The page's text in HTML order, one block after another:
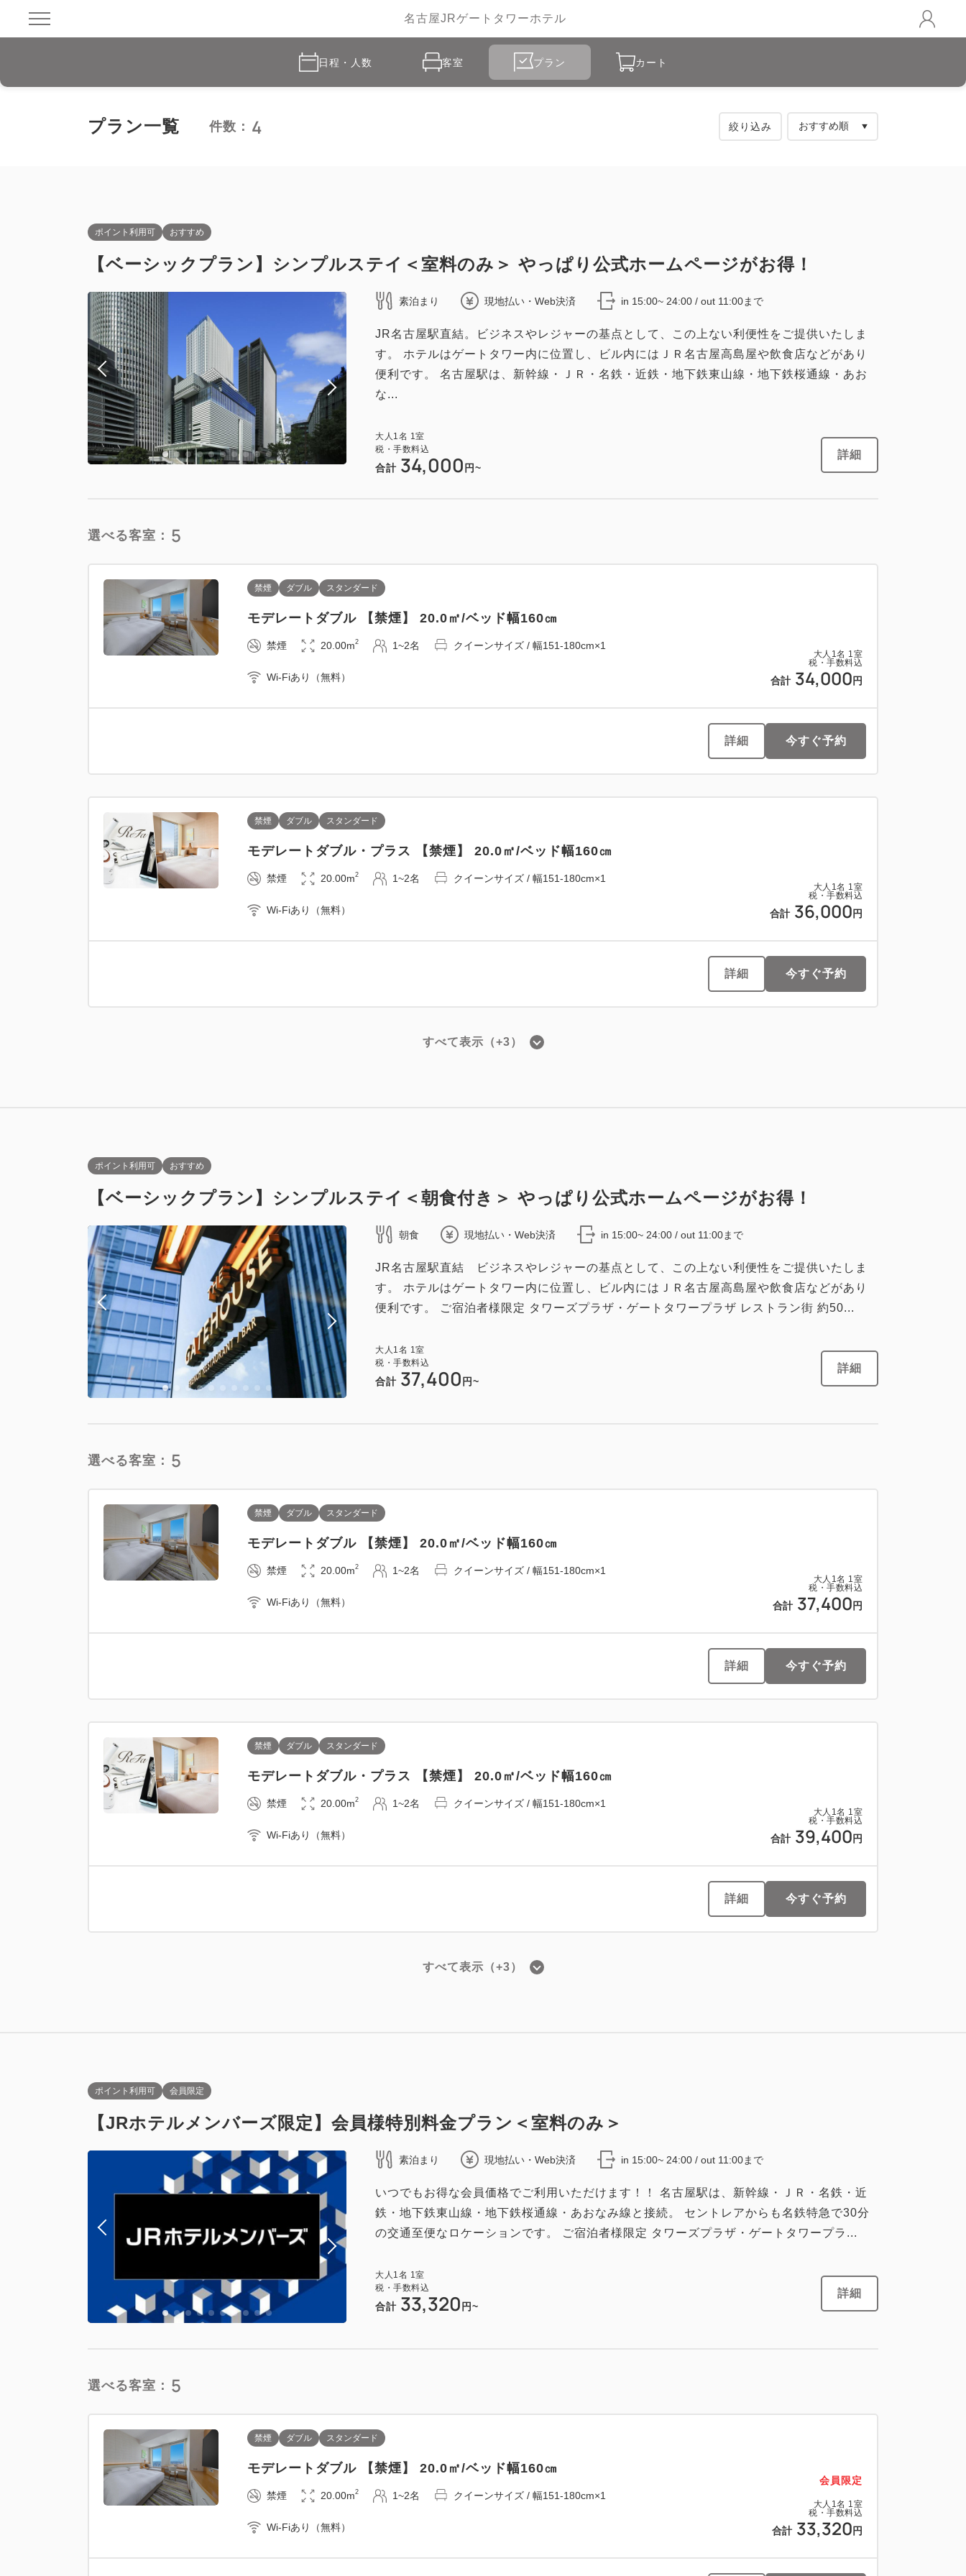
名古屋JRゲートタワーホテル
日程・人数 客室 プラン カート
プラン一覧 件数： 4 絞り込み
ポイント利用可 おすすめ
【ベーシックプラン】シンプルステイ＜室料のみ＞ やっぱり公式ホームページがお得！
素泊まり 現地払い・Web決済 in 15:00~ 24:00 / out 11:00まで
JR名古屋駅直結。ビジネスやレジャーの基点として、この上ない利便性をご提供いたしま
す。 ホテルはゲートタワー内に位置し、ビル内にはＪＲ名古屋高島屋や飲食店などがあり
便利です。 名古屋駅は、新幹線・ＪＲ・名鉄・近鉄・地下鉄東山線・地下鉄桜通線・あお
な...
大人 1名 1室
税・手数料込
合計 34,000 円~
詳細
選べる客室： 5
大人 1名 1室
税・手数料込
合計 34,000 円
禁煙 ダブル スタンダード
モデレートダブル 【禁煙】 20.0㎡/ベッド幅160㎝
禁煙 20.00m2 1~2名 クイーンサイズ / 幅151-180cm×1
Wi-Fiあり（無料）
詳細 今すぐ予約
大人 1名 1室
税・手数料込
合計 36,000 円
禁煙 ダブル スタンダード
モデレートダブル・プラス 【禁煙】 20.0㎡/ベッド幅160㎝
禁煙 20.00m2 1~2名 クイーンサイズ / 幅151-180cm×1
Wi-Fiあり（無料）
詳細 今すぐ予約
詳細 今すぐ予約
大人1名1室
税・手数料込
45,000
ツイン スタンダード
スーペリアツイン 【禁煙】 28.0㎡/ベッド幅120㎝
禁煙 28.00m 1~2名
Wi-Fiあり（無料）
大人1名1室
税・手数料込
合計 47,000円
禁煙 ツイン スタンダード
スーペリアツイン・プラス 【禁煙】 28.0㎡/ベッド幅120㎝
禁煙 28.00m 1~2名 シングルサイズ / 幅90-130cm×2
Wi-Fiあり（無料）
詳細 今すぐ予約
すべて表示（+3）
ポイント利用可 おすすめ
【ベーシックプラン】シンプルステイ＜朝食付き＞ やっぱり公式ホームページがお得！
朝食 現地払い・Web決済 in 15:00~ 24:00 / out 11:00まで
JR名古屋駅直結 ビジネスやレジャーの基点として、この上ない利便性をご提供いたしま
す。 ホテルはゲートタワー内に位置し、ビル内にはＪＲ名古屋高島屋や飲食店などがあり
便利です。 ご宿泊者様限定 タワーズプラザ・ゲートタワープラザ レストラン街 約50...
大人 1名 1室
税・手数料込
合計 37,400 円~
詳細
選べる客室： 5
大人 1名 1室
税・手数料込
合計 37,400 円
禁煙 ダブル スタンダード
モデレートダブル 【禁煙】 20.0㎡/ベッド幅160㎝
禁煙 20.00m2 1~2名 クイーンサイズ / 幅151-180cm×1
Wi-Fiあり（無料）
詳細 今すぐ予約
大人 1名 1室
税・手数料込
合計 39,400 円
禁煙 ダブル スタンダード
モデレートダブル・プラス 【禁煙】 20.0㎡/ベッド幅160㎝
禁煙 20.00m2 1~2名 クイーンサイズ / 幅151-180cm×1
Wi-Fiあり（無料）
詳細 今すぐ予約
大人1名1室
税・手数料込
48,400
スタンダード
スーペリアツイン 【禁煙】 28.0㎡/ベッド幅120㎝
28.00m 1~2名
Wi-Fiあり（無料）
大人1名1室
税・手数料込
合計 50,400円
禁煙 ツイン スタンダード
スーペリアツイン・プラス 【禁煙】 28.0㎡/ベッド幅120㎝
禁煙 28.00m 1~2名 シングルサイズ / 幅90-130cm×2
Wi-Fiあり（無料）
すべて表示（+3）
ポイント利用可 会員限定
【JRホテルメンバーズ限定】会員様特別料金プラン＜室料のみ＞
素泊まり 現地払い・Web決済 in 15:00~ 24:00 / out 11:00まで
いつでもお得な会員価格でご利用いただけます！！ 名古屋駅は、新幹線・ＪＲ・名鉄・近
鉄・地下鉄東山線・地下鉄桜通線・あおなみ線と接続。 セントレアからも名鉄特急で30分
の交通至便なロケーションです。 ご宿泊者様限定 タワーズプラザ・ゲートタワープラ...
大人 1名 1室
税・手数料込
合計 33,320 円~
詳細
選べる客室： 5
会員限定
大人 1名 1室
税・手数料込
合計 33,320 円
禁煙 ダブル スタンダード
モデレートダブル 【禁煙】 20.0㎡/ベッド幅160㎝
禁煙 20.00m2 1~2名 クイーンサイズ / 幅151-180cm×1
Wi-Fiあり（無料）